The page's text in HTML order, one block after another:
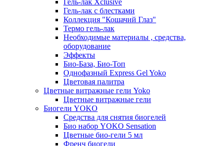
Гель-лак Xclusive
Гель-лак с блестками
Коллекция "Кошачий Глаз"
Термо гель-лак
Необходимые материалы , средства,
оборудование
Эффекты
Био-База, Био-Топ
Однофазный Express Gel Yoko
Цветовая палитра
Цветные витражные гели Yoko
Цветные витражные гели
Биогели YOKO
Средства для снятия биогелей
Био набор YOKO Sensation
Цветные био-гели 5 мл
Френч биогели